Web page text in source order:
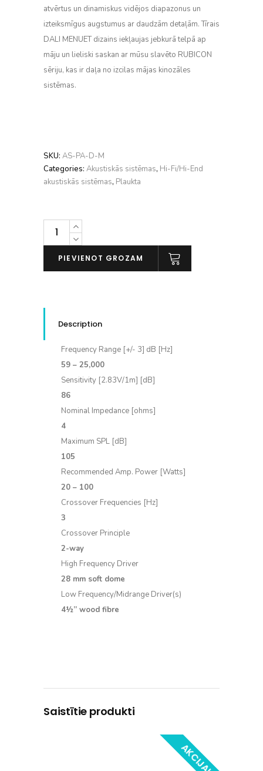
atvērtus un dinamiskus vidējos diapazonus un
izteiksmīgus augstumus ar daudzām detaļām. Tīrais
DALI MENUET dizains iekļaujas jebkurā telpā ap
māju un lieliski saskan ar mūsu slavēto RUBICON
sēriju, kas ir daļa no izcilas mājas kinozāles
sistēmas.
SKU: AS-PA-D-M
Categories: Akustiskās sistēmas, Hi-Fi/Hi-End
akustiskās sistēmas, Plaukta
Dali
(pāris)
daudzums
PIEVIENOT GROZAM
Description
Frequency Range [+/- 3] dB [Hz]
59 – 25,000
Sensitivity [2.83V/1m] [dB]
86
Nominal Impedance [ohms]
4
Maximum SPL [dB]
105
Recommended Amp. Power [Watts]
20 – 100
Crossover Frequencies [Hz]
3
Crossover Principle
2-way
High Frequency Driver
28 mm soft dome
Low Frequency/Midrange Driver(s)
4½” wood fibre
Saistītie produkti
AKCIJA!